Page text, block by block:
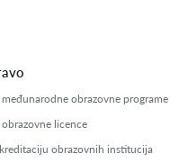
obrazovne programe
licence
obrazovnih institucija